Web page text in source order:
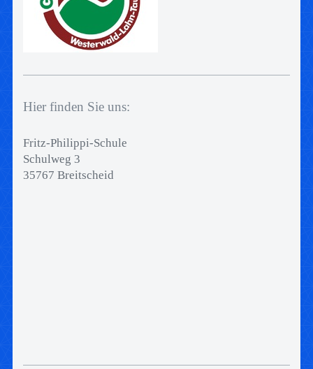
Hier finden Sie uns:
Fritz-Philippi-Schule
Schulweg 3
35767 Breitscheid